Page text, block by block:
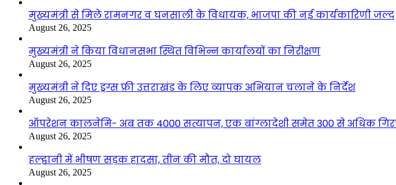
मुख्यमंत्री से मिले रामनगर व घनसाली के विधायक, भाजपा की नई कार्यकारिणी जल्द
August 26, 2025
मुख्यमंत्री ने किया विधानसभा स्थित विभिन्न कार्यालयों का निरीक्षण
August 26, 2025
मुख्यमंत्री ने दिए ड्रग्स फ्री उत्तराखंड के लिए व्यापक अभियान चलाने के निर्देश
August 26, 2025
ऑपरेशन कालनेमि- अब तक 4000 सत्यापन, एक बांग्लादेशी समेत 300 से अधिक
August 26, 2025
हल्द्वानी में भीषण सड़क हादसा, तीन की मौत, दो घायल
August 26, 2025